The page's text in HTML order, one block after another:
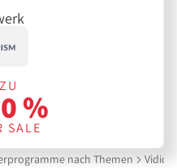
%
SALE
nach Themen